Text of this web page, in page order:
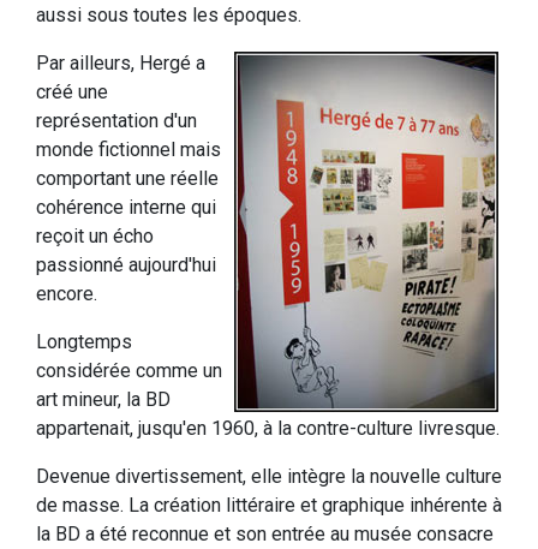
aussi sous toutes les époques.
Par ailleurs, Hergé a
créé une
représentation d'un
monde fictionnel mais
comportant une réelle
cohérence interne qui
reçoit un écho
passionné aujourd'hui
encore.
Longtemps
considérée comme un
art mineur, la BD
appartenait, jusqu'en 1960, à la contre-culture livresque.
Devenue divertissement, elle intègre la nouvelle culture
de masse. La création littéraire et graphique inhérente à
la BD a été reconnue et son entrée au musée consacre